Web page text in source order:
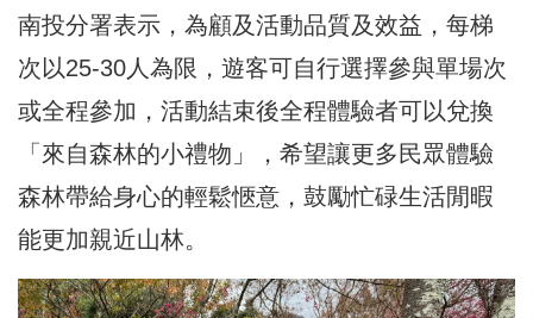
南投分署表示，為顧及活動品質及效益，每梯
次以25-30人為限，遊客可自行選擇參與單場次
或全程參加，活動結束後全程體驗者可以兌換
「來自森林的小禮物」，希望讓更多民眾體驗
森林帶給身心的輕鬆愜意，鼓勵忙碌生活閒暇
能更加親近山林。